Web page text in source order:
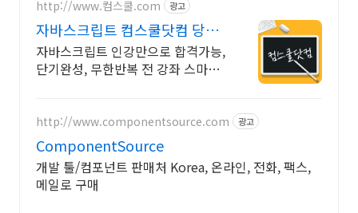
http://www.컴스쿨.com 광고
자바스크립트 컴스쿨닷컴 당일
신청&결제시 기프티콘!
자바스크립트 인강만으로 합격가능,
단기완성, 무한반복 전 강좌 스마트
http://www.componentsource.com 광고
ComponentSource
개발 툴/컴포넌트 판매처 Korea, 온라인, 전화, 팩스,
메일로 구매